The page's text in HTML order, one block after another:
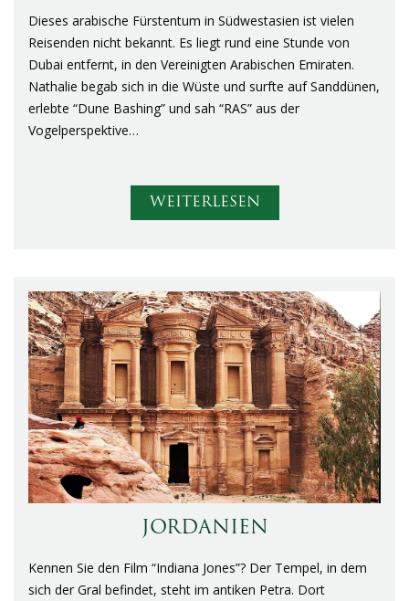
Dieses arabische Fürstentum in Südwestasien ist vielen
Reisenden nicht bekannt. Es liegt rund eine Stunde von
Dubai entfernt, in den Vereinigten Arabischen Emiraten.
Nathalie begab sich in die Wüste und surfte auf Sanddünen,
erlebte “Dune Bashing” und sah “RAS” aus der
Vogelperspektive…
WEITERLESEN
JORDANIEN
Kennen Sie den Film “Indiana Jones”? Der Tempel, in dem
sich der Gral befindet, steht im antiken Petra. Dort